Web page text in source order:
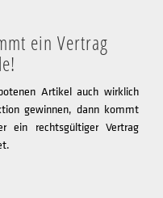
ein Vertrag
Artikel auch wirklich
gewinnen, dann kommt
ein rechtsgültiger Vertrag